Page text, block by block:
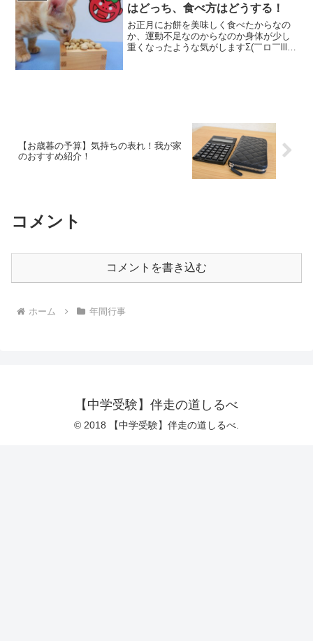
はどっち、食べ方はどうする！
お正月にお餅を美味しく食べたからなの
か、運動不足なのからなのか身体が少し
重くなったような気がしますΣ(￣ロ￣lll)
【お歳暮の予算】気持ちの表れ！我が家
のおすすめ紹介！
コメント
コメントを書き込む
ホーム 年間行事
【中学受験】伴走の道しるべ
© 2018 【中学受験】伴走の道しるべ.